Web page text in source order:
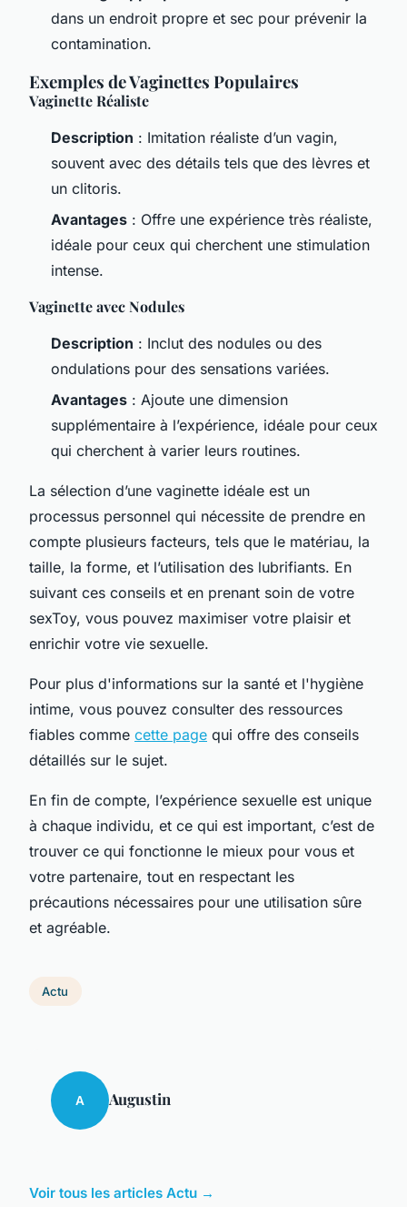
dans un endroit propre et sec pour prévenir la
contamination.
Exemples de Vaginettes Populaires
Vaginette Réaliste
Description : Imitation réaliste d’un vagin,
souvent avec des détails tels que des lèvres et
un clitoris.
Avantages : Offre une expérience très réaliste,
idéale pour ceux qui cherchent une stimulation
intense.
Vaginette avec Nodules
Description : Inclut des nodules ou des
ondulations pour des sensations variées.
Avantages : Ajoute une dimension
supplémentaire à l’expérience, idéale pour ceux
qui cherchent à varier leurs routines.
La sélection d’une vaginette idéale est un
processus personnel qui nécessite de prendre en
compte plusieurs facteurs, tels que le matériau, la
taille, la forme, et l’utilisation des lubrifiants. En
suivant ces conseils et en prenant soin de votre
sexToy, vous pouvez maximiser votre plaisir et
enrichir votre vie sexuelle.
Pour plus d'informations sur la santé et l'hygiène
intime, vous pouvez consulter des ressources
fiables comme cette page qui offre des conseils
détaillés sur le sujet.
En fin de compte, l’expérience sexuelle est unique
à chaque individu, et ce qui est important, c’est de
trouver ce qui fonctionne le mieux pour vous et
votre partenaire, tout en respectant les
précautions nécessaires pour une utilisation sûre
et agréable.
Actu
A Augustin
Voir tous les articles Actu →